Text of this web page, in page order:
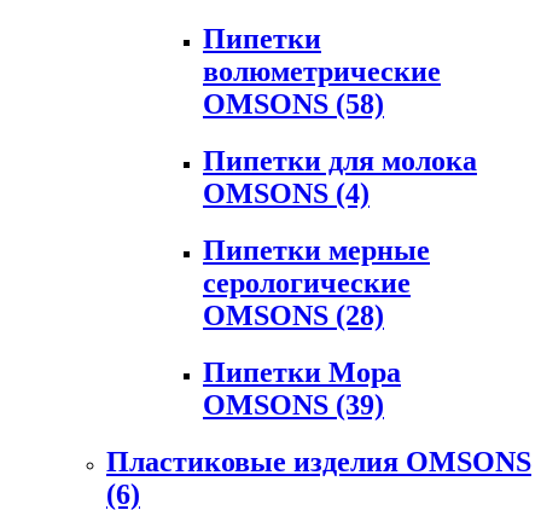
Пипетки
волюметрические
OMSONS (58)
Пипетки для молока
OMSONS (4)
Пипетки мерные
серологические
OMSONS (28)
Пипетки Мора
OMSONS (39)
Пластиковые изделия OMSONS
(6)